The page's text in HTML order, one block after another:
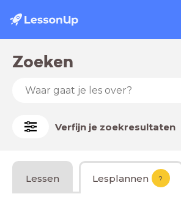
Zoeken
Verfijn je zoekresultaten
Lessen Lesplannen ?